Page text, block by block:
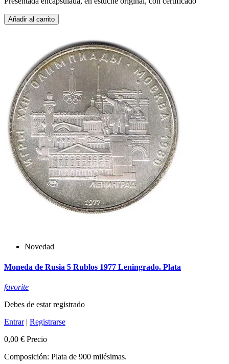
Añadir al carrito
Novedad
Moneda de Rusia 5 Rublos 1977 Leningrado. Plata
favorite
Debes de estar registrado
Entrar| Registrarse
0,00 € Precio
Composición: Plata de 900 milésimas.